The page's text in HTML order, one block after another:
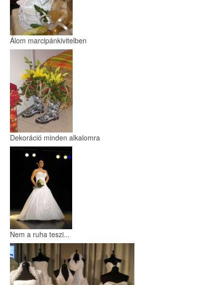
Álom marcipánkivitelben
Dekoráció minden alkalomra
Nem a ruha teszi...